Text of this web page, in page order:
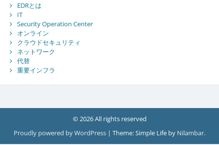
EDRとは
IT
Security Operation Center
オンライン
クラウドセキュリティ
ネットワーク
代替
重要インフラ
© 2026 All rights reserved
Proudly powered by WordPress | Theme: Simple Life by Nilambar.